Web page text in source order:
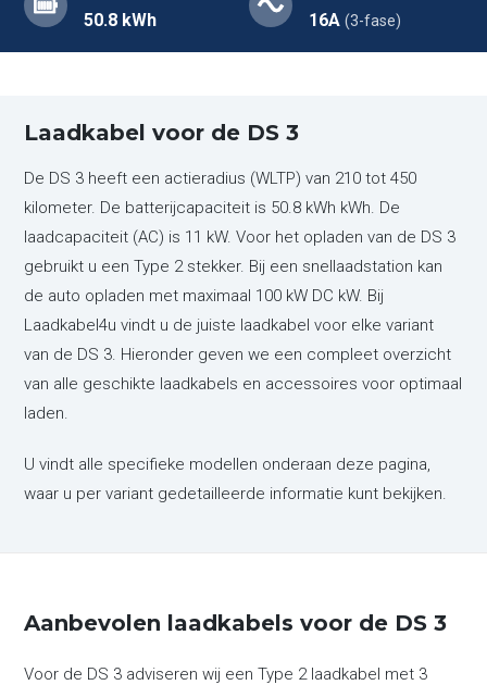
50.8 kWh 16A (3-fase)
Laadkabel voor de DS 3
De DS 3 heeft een actieradius (WLTP) van 210 tot 450
kilometer. De batterijcapaciteit is 50.8 kWh kWh. De
laadcapaciteit (AC) is 11 kW. Voor het opladen van de DS 3
gebruikt u een Type 2 stekker. Bij een snellaadstation kan
de auto opladen met maximaal 100 kW DC kW. Bij
Laadkabel4u vindt u de juiste laadkabel voor elke variant
van de DS 3. Hieronder geven we een compleet overzicht
van alle geschikte laadkabels en accessoires voor optimaal
laden.
U vindt alle specifieke modellen onderaan deze pagina,
waar u per variant gedetailleerde informatie kunt bekijken.
Aanbevolen laadkabels voor de DS 3
Voor de DS 3 adviseren wij een Type 2 laadkabel met 3